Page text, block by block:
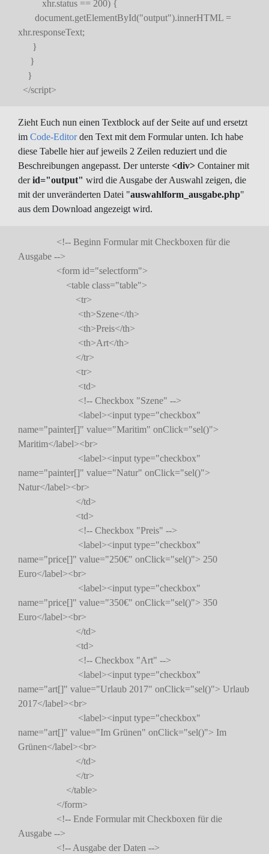
xhr.status == 200) {
document.getElementById("output").innerHTML =
xhr.responseText;
}
}
}
</script>
Zieht Euch nun einen Textblock auf der Seite auf und ersetzt
im Code-Editorden Text mit dem Formular unten. Ich habe
diese Tabelle hier auf jeweils 2 Zeilen reduziert und die
Beschreibungen angepasst. Der unterste <div> Container mit
derid="output" wird die Ausgabe der Auswahl zeigen, die
mit der unveränderten Datei "auswahlform_ausgabe.php"
aus dem Download angezeigt wird.
<!-- Beginn Formular mit Checkboxen für die
Ausgabe -->
<form id="selectform">
<table class="table">
<tr>
<th>Szene</th>
<th>Preis</th>
<th>Art</th>
</tr>
<tr>
<td>
<!-- Checkbox "Szene" -->
<label><input type="checkbox"
name="painter[]" value="Maritim" onClick="sel()">
Maritim</label><br>
<label><input type="checkbox"
name="painter[]" value="Natur" onClick="sel()">
Natur</label><br>
</td>
<td>
<!-- Checkbox "Preis" -->
<label><input type="checkbox"
name="price[]" value="250€" onClick="sel()"> 250
Euro</label><br>
<label><input type="checkbox"
name="price[]" value="350€" onClick="sel()"> 350
Euro</label><br>
</td>
<td>
<!-- Checkbox "Art" -->
<label><input type="checkbox"
name="art[]" value="Urlaub 2017" onClick="sel()"> Urlaub
2017</label><br>
<label><input type="checkbox"
name="art[]" value="Im Grünen" onClick="sel()"> Im
Grünen</label><br>
</td>
</tr>
</table>
</form>
<!-- Ende Formular mit Checkboxen für die
Ausgabe -->
<!-- Ausgabe der Daten -->